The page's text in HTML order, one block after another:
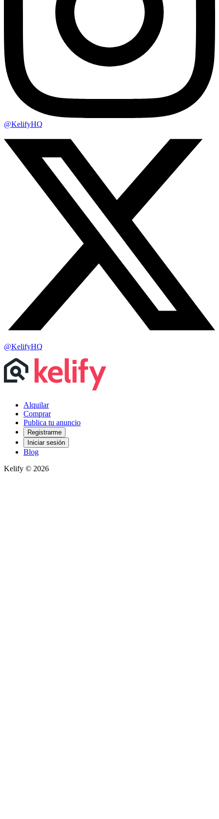
@KelifyHQ
@KelifyHQ
Alquilar
Comprar
Publica tu anuncio
Registrarme
Iniciar sesión
Blog
Kelify © 2026